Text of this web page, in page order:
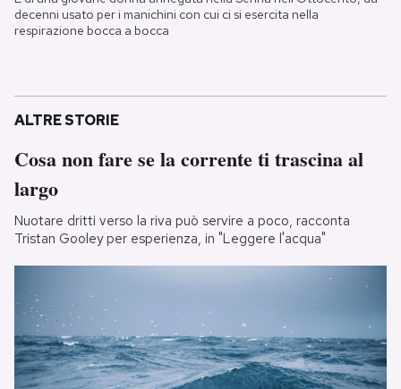
decenni usato per i manichini con cui ci si esercita nella
respirazione bocca a bocca
ALTRE STORIE
Cosa non fare se la corrente ti trascina al
largo
Nuotare dritti verso la riva può servire a poco, racconta
Tristan Gooley per esperienza, in "Leggere l'acqua"